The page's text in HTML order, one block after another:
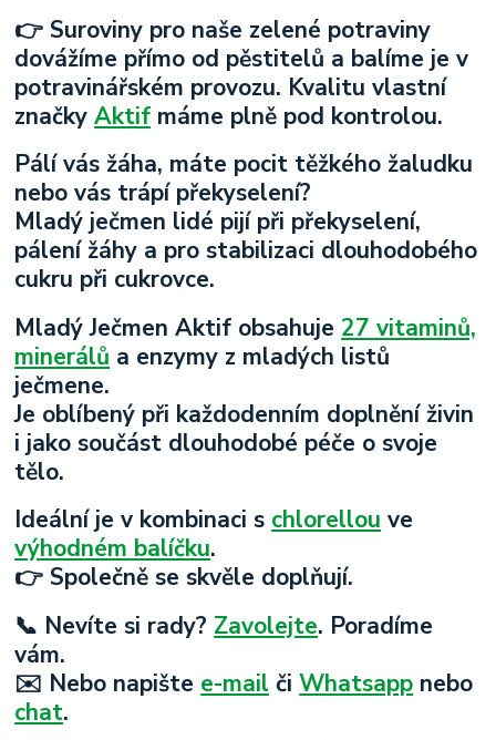
👉 Suroviny pro naše zelené potraviny
dovážíme přímo od pěstitelů a balíme je v
potravinářském provozu. Kvalitu vlastní
značkyAktif máme plně pod kontrolou.
Pálí vás žáha, máte pocit těžkého žaludku
nebo vás trápí překyselení?
Mladý ječmen lidé pijí při překyselení,
pálení žáhy a pro stabilizaci dlouhodobého
cukru při cukrovce.
Mladý Ječmen Aktif obsahuje 27 vitaminů,
minerálů a enzymy z mladých listů
ječmene.
Je oblíbený při každodenním doplnění živin
i jako součást dlouhodobé péče o svoje
tělo.
Ideální je v kombinaci s chlorellou ve
výhodném balíčku.
👉 Společně se skvěle doplňují.
📞 Nevíte si rady? Zavolejte. Poradíme
vám.
✉️ Nebo napište e-mail čiWhatsapp nebo
chat.